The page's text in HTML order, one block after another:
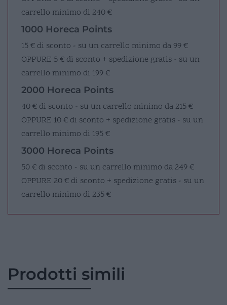
carrello minimo di 240 €
1000 Horeca Points
15 € di sconto - su un carrello minimo da 99 €
OPPURE 5 € di sconto + spedizione gratis - su un
carrello minimo di 199 €
2000 Horeca Points
40 € di sconto - su un carrello minimo da 215 €
OPPURE 10 € di sconto + spedizione gratis - su un
carrello minimo di 195 €
3000 Horeca Points
50 € di sconto - su un carrello minimo da 249 €
OPPURE 20 € di sconto + spedizione gratis - su un
carrello minimo di 235 €
Prodotti simili